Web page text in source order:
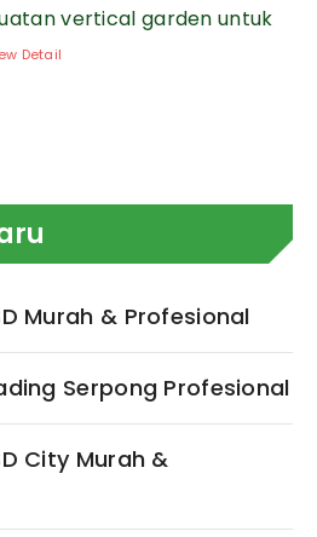
vertical garden untuk
Detail
Murah & Profesional
Serpong Profesional
City Murah &